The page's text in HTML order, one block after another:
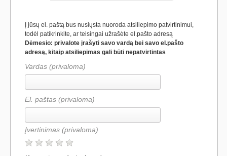
Į jūsų el. paštą bus nusiųsta nuoroda atsiliepimo patvirtinimui,
todėl patikrinkite, ar teisingai užrašėte el.pašto adresą
Dėmesio: privalote įrašyti savo vardą bei savo el.pašto
adresą, kitaip atsiliepimas gali būti nepatvirtintas
Vardas (privaloma)
El. paštas (privaloma)
Įvertinimas (privaloma)